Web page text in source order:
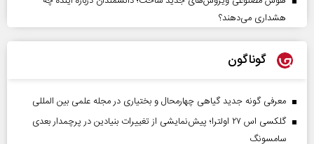
هشداری می‌دهند؟
گوناگون
معرفی گونه جدید گیاهی چهارمحال و بختیاری در مجله علمی بین المللی
گلکسی اس ۲۷ اولترا؛ پیش‌نمایشی از تغییرات بنیادین در پرچمدار بعدی
سامسونگ